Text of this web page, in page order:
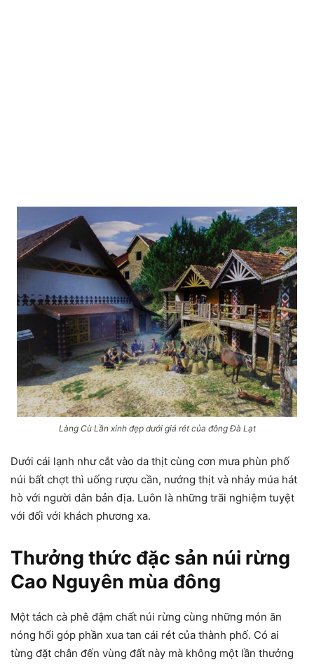
Làng Cù Lần xinh đẹp dưới giá rét của đông Đà Lạt
Dưới cái lạnh như cắt vào da thịt cùng cơn mưa phùn phố
núi bất chợt thì uống rượu cần, nướng thịt và nhảy múa hát
hò với người dân bản địa. Luôn là những trãi nghiệm tuyệt
với đối với khách phương xa.
Thưởng thức đặc sản núi rừng
Cao Nguyên mùa đông
Một tách cà phê đậm chất núi rừng cùng những món ăn
nóng hổi góp phần xua tan cái rét của thành phố. Có ai
từng đặt chân đến vùng đất này mà không một lần thưởng